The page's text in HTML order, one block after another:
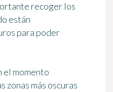
recoger los
están
para poder
el momento
zonas más oscuras